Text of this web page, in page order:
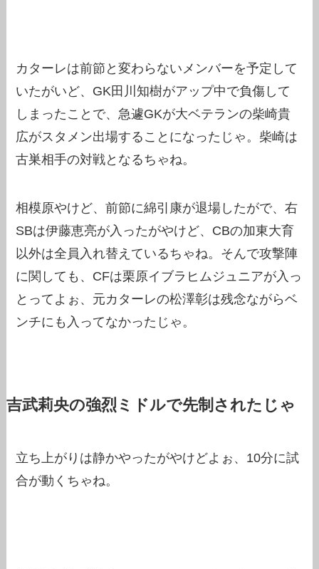
カターレは前節と変わらないメンバーを予定して
いたがいど、GK田川知樹がアップ中で負傷して
しまったことで、急遽GKが大ベテランの柴崎貴
広がスタメン出場することになったじゃ。柴崎は
古巣相手の対戦となるちゃね。
相模原やけど、前節に綿引康が退場したがで、右
SBは伊藤恵亮が入ったがやけど、CBの加東大育
以外は全員入れ替えているちゃね。そんで攻撃陣
に関しても、CFは栗原イブラヒムジュニアが入っ
とってよぉ、元カターレの松澤彰は残念ながらベ
ンチにも入ってなかったじゃ。
吉武莉央の強烈ミドルで先制されたじゃ
立ち上がりは静かやったがやけどよぉ、10分に試
合が動くちゃね。